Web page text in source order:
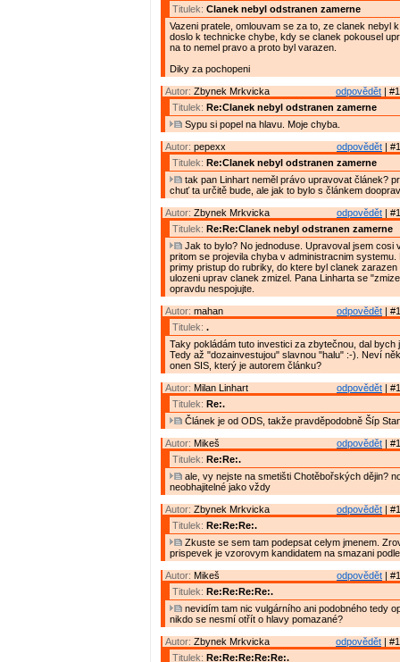
Titulek: Clanek nebyl odstranen zamerne
Vazeni pratele, omlouvam se za to, ze clanek nebyl
doslo k technicke chybe, kdy se clanek pokousel
na to nemel pravo a proto byl varazen.
Diky za pochopeni
odpovědět |
Autor: Zbynek Mrkvicka
Titulek: Re:Clanek nebyl odstranen zamerne
Sypu si popel na hlavu. Moje chyba.
odpovědět |
Autor: pepexx
Titulek: Re:Clanek nebyl odstranen zamerne
tak pan Linhart neměl právo upravovat článek?
chuť ta určitě bude, ale jak to bylo s článkem
odpovědět |
Autor: Zbynek Mrkvicka
Titulek: Re:Re:Clanek nebyl odstranen zamerne
Jak to bylo? No jednoduse. Upravoval jsem cosi
pritom se projevila chyba v administracnim systemu.
primy pristup do rubriky, do ktere byl clanek zarazen
ulozeni uprav clanek zmizel. Pana Linharta se
opravdu nespojujte.
odpovědět |
Autor: mahan
Titulek: .
Taky pokládám tuto investici za zbytečnou, dal bych
Tedy až "dozainvestujou" slavnou "halu" :-). Neví
onen SIS, který je autorem článku?
odpovědět |
Autor: Milan Linhart
Titulek: Re:.
Článek je od ODS, takže pravděpodobně Šíp
odpovědět |
Autor: Mikeš
Titulek: Re:Re:.
ale, vy nejste na smetišti Chotěbořských dějin?
neobhajitelné jako vždy
odpovědět |
Autor: Zbynek Mrkvicka
Titulek: Re:Re:Re:.
Zkuste se sem tam podepsat celym jmenem.
prispevek je vzorovym kandidatem na smazani
odpovědět |
Autor: Mikeš
Titulek: Re:Re:Re:Re:.
nevidím tam nic vulgárního ani podobného tedy
nikdo se nesmí otřít o hlavy pomazané?
odpovědět |
Autor: Zbynek Mrkvicka
Titulek: Re:Re:Re:Re:Re:.